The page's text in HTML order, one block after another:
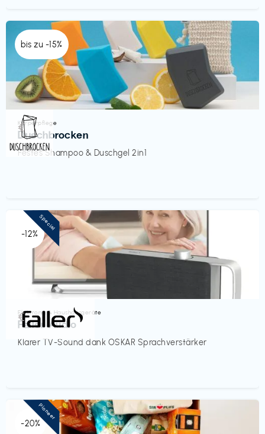
bis zu -15%
Körperpflege
Duschbrocken
Festes Shampoo & Duschgel 2in1
€‎
-12%
Elektronik & Haushaltsgeräte
Faller Audio
Klarer TV-Sound dank OSKAR Sprachverstärker
€‎
Special
-20%
Pioneer